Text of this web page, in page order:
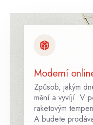
Moderní
Způsob, jakým
mění a vyvíjí. V
raketovým
A budete